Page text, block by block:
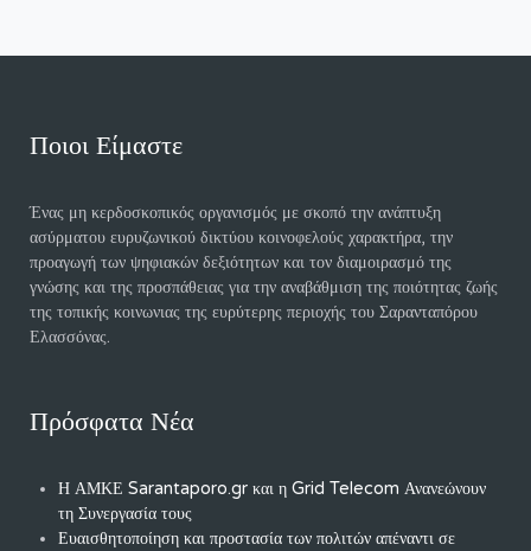
Ποιοι Είμαστε
Ένας μη κερδοσκοπικός οργανισμός με σκοπό την ανάπτυξη
ασύρματου ευρυζωνικού δικτύου κοινοφελούς χαρακτήρα, την
προαγωγή των ψηφιακών δεξιότητων και τον διαμοιρασμό της
γνώσης και της προσπάθειας για την αναβάθμιση της ποιότητας ζωής
της τοπικής κοινωνιας της ευρύτερης περιοχής του Σαρανταπόρου
Ελασσόνας.
Πρόσφατα Νέα
Η ΑΜΚΕ Sarantaporo.gr και η Grid Telecom Ανανεώνουν
τη Συνεργασία τους
Ευαισθητοποίηση και προστασία των πολιτών απέναντι σε